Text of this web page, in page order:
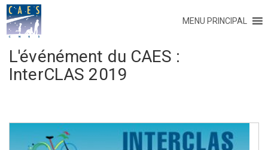
MENU PRINCIPAL
L'événément du CAES :
InterCLAS 2019